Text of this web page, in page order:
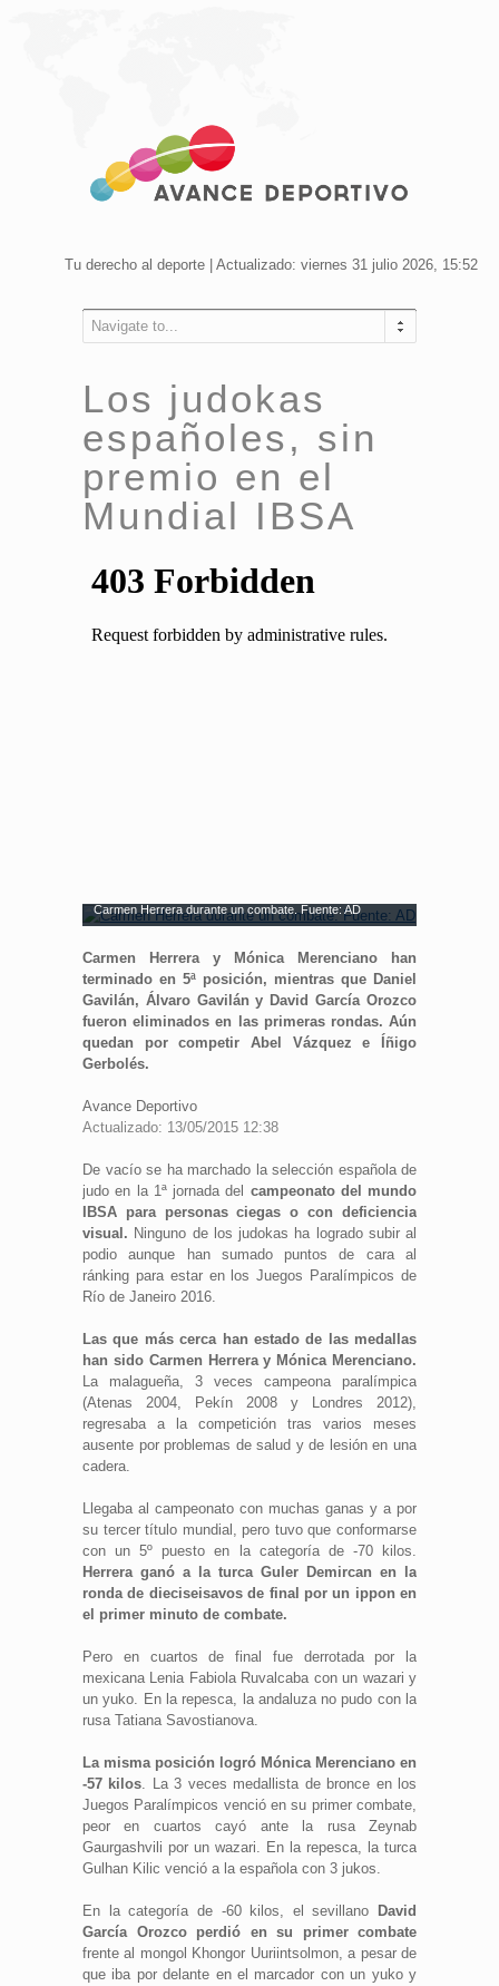
Tu derecho al deporte | Actualizado: viernes 31 julio 2026, 15:52
Navigate to...
Los judokas
españoles, sin
premio en el
Mundial IBSA
Carmen Herrera durante un combate. Fuente: AD
Carmen Herrera y Mónica Merenciano han
terminado en 5ª posición, mientras que Daniel
Gavilán, Álvaro Gavilán y David García Orozco
fueron eliminados en las primeras rondas. Aún
quedan por competir Abel Vázquez e Íñigo
Gerbolés.
Avance Deportivo
Actualizado: 13/05/2015 12:38
De vacío se ha marchado la selección española de
judo en la 1ª jornada del campeonato del mundo
IBSA para personas ciegas o con deficiencia
visual. Ninguno de los judokas ha logrado subir al
podio aunque han sumado puntos de cara al
ránking para estar en los Juegos Paralímpicos de
Río de Janeiro 2016.
Las que más cerca han estado de las medallas
han sido Carmen Herrera y Mónica Merenciano.
La malagueña, 3 veces campeona paralímpica
(Atenas 2004, Pekín 2008 y Londres 2012),
regresaba a la competición tras varios meses
ausente por problemas de salud y de lesión en una
cadera.
Llegaba al campeonato con muchas ganas y a por
su tercer título mundial, pero tuvo que conformarse
con un 5º puesto en la categoría de -70 kilos.
Herrera ganó a la turca Guler Demircan en la
ronda de dieciseisavos de final por un ippon en
el primer minuto de combate.
Pero en cuartos de final fue derrotada por la
mexicana Lenia Fabiola Ruvalcaba con un wazari y
un yuko. En la repesca, la andaluza no pudo con la
rusa Tatiana Savostianova.
La misma posición logró Mónica Merenciano en
-57 kilos. La 3 veces medallista de bronce en los
Juegos Paralímpicos venció en su primer combate,
peor en cuartos cayó ante la rusa Zeynab
Gaurgashvili por un wazari. En la repesca, la turca
Gulhan Kilic venció a la española con 3 jukos.
En la categoría de -60 kilos, el sevillano
David
García Orozco perdió en su primer combate
frente al mongol Khongor Uuriintsolmon, a pesar de
que iba por delante en el marcador con un yuko y